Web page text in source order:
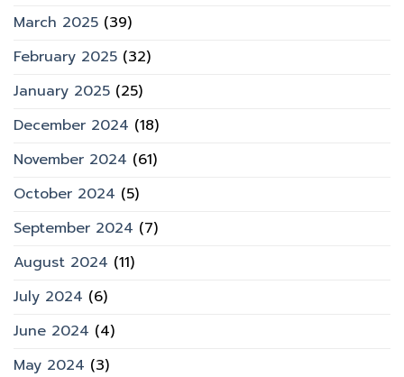
March 2025 (39)
February 2025 (32)
January 2025 (25)
December 2024 (18)
November 2024 (61)
October 2024 (5)
September 2024 (7)
August 2024 (11)
July 2024 (6)
June 2024 (4)
May 2024 (3)